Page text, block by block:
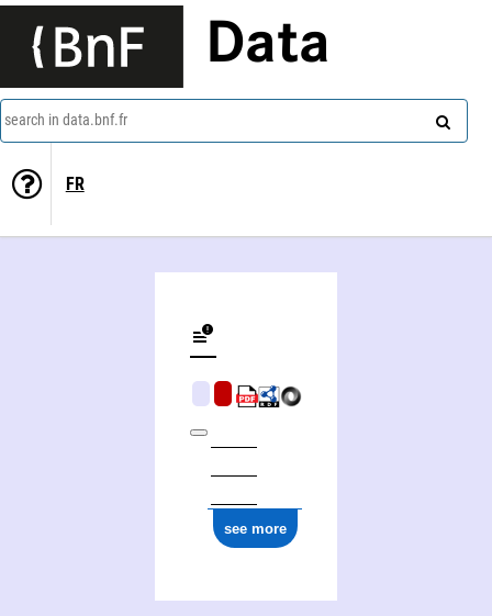
Data
search in data.bnf.fr
FR
see more